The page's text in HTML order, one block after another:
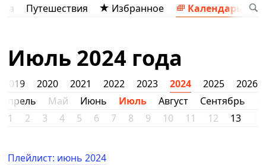
Путешествия Избранное Календарь
Июль 2024 года
2019 2020 2021 2022 2023 2024 2025
2026
Апрель
Май Июнь Июль Август Сентябрь
1
2 3 4 5 6 7 8 9 10 11 12 13
Плейлист: июнь 2024